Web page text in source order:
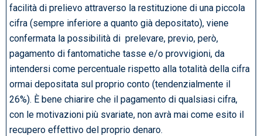
facilità di prelievo attraverso la restituzione di una piccola
cifra (sempre inferiore a quanto già depositato), viene
confermata la possibilità di prelevare, previo, però,
pagamento di fantomatiche tasse e/o provvigioni, da
intendersi come percentuale rispetto alla totalità della cifra
ormai depositata sul proprio conto (tendenzialmente il
26%). È bene chiarire che il pagamento di qualsiasi cifra,
con le motivazioni più svariate, non avrà mai come esito il
recupero effettivo del proprio denaro.